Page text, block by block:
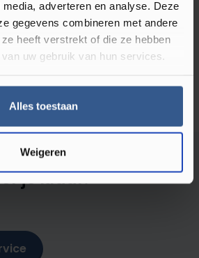
adverteren en analyse. Deze
gegevens combineren met andere
heeft verstrekt of die ze hebben
uw gebruik van hun services.
Alles toestaan
Weigeren
uit?
je klaar!